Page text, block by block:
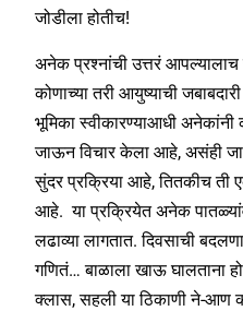
जोडीला होतीच!
अनेक प्रश्नांची उत्तरं
कोणाच्या तरी आयुष्याची
भूमिका स्वीकारण्याआधी अनेकांनी
जाऊन विचार केला आहे, असंही
सुंदर प्रक्रिया आहे, तितकीच ती
आहे. या प्रक्रियेत अनेक
लढाव्या लागतात. दिवसाची
गणितं… बाळाला खाऊ घालताना
क्लास, सहली या ठिकाणी ने-आण